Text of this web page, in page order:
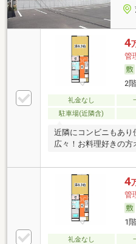
4
管
2
礼金なし
駐車場(近隣含)
近隣にコンビニもあり
広々！お料理好きの方
4
管
1
礼金なし